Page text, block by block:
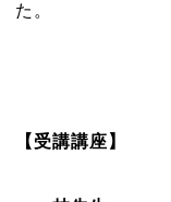
た。
【受講講座】